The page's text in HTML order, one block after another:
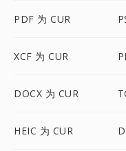
PDF 为 CUR
XCF 为 CUR
DOCX 为 CUR
HEIC 为 CUR